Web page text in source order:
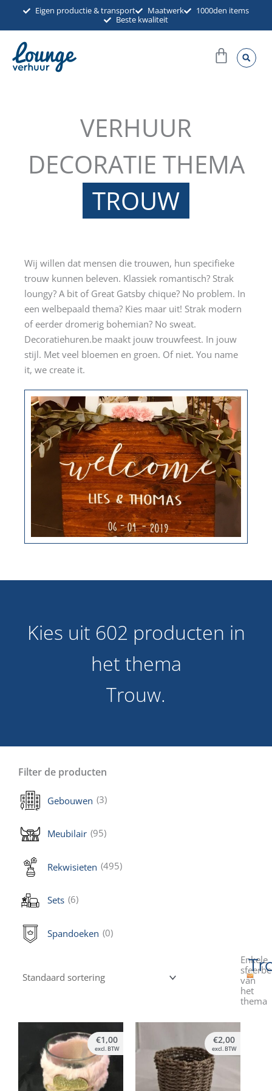
inhoud
Eigen productie & transport Maatwerk
1000den items
Beste kwaliteit
VERHUUR
DECORATIE THEMA
TROUW
Wij willen dat mensen die trouwen, hun specifieke
trouw kunnen beleven. Klassiek romantisch? Strak
loungy? A bit of Great Gatsby chique? No problem. In
een welbepaald thema? Kies maar uit! Strak modern
of eerder dromerig bohemian? No sweat.
Decoratiehuren.be maakt jouw trouwfeest. In jouw
stijl. Met veel bloemen en groen. Of niet. You name
it, we create it.
Kies uit 602 producten in
het thema
Trouw.
Filter de producten
Gebouwen (3)
Meubilair (95)
Rekwisieten (495)
Sets (6)
Spandoeken (0)
€1,00
excl. BTW
€2,00
excl. BTW
Enkele
van
het
thema